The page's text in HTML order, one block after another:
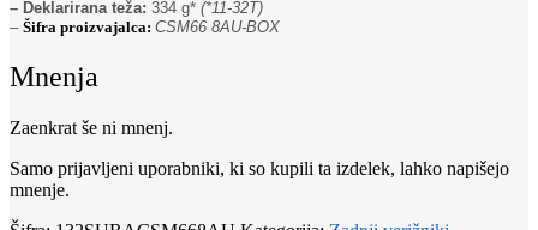
– Deklarirana teža: 334 g* (*11-32T)
– Šifra proizvajalca: CSM66 8AU-BOX
Mnenja
Zaenkrat še ni mnenj.
Samo prijavljeni uporabniki, ki so kupili ta izdelek, lahko napišejo
mnenje.